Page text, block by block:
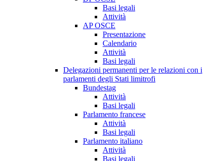
Basi legali
Attività
AP OSCE
Presentazione
Calendario
Attività
Basi legali
Delegazioni permanenti per le relazioni con i
parlamenti degli Stati limitrofi
Bundestag
Attività
Basi legali
Parlamento francese
Attività
Basi legali
Parlamento italiano
Attività
Basi legali